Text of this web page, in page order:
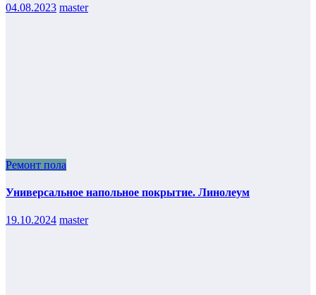
04.08.2023 master
Ремонт пола
Универсальное напольное покрытие. Линолеум
19.10.2024 master